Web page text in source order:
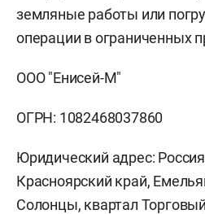
земляные работы или
операции в ограниченных
ООО "Енисей-М"
ОГРН: 1082468037860
Юридический адрес:
Красноярский край,
Солонцы, квартал